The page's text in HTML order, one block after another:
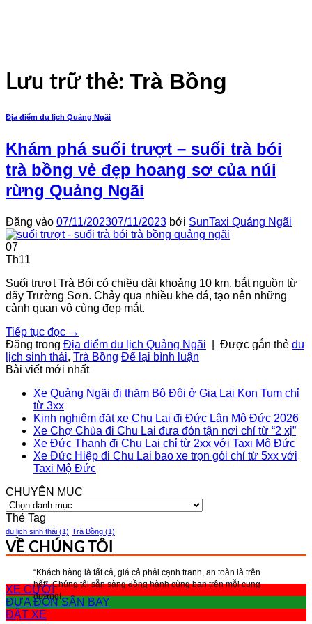
Lưu trữ thẻ: Trà Bồng
Địa điểm du lịch Quảng Ngãi
Khám phá suối trượt – suối trà bói
trà bồng vẻ đẹp hoang sơ của núi
rừng Quảng Ngãi
Đăng vào 07/11/202307/11/2023 bởi SunTaxi Quảng Ngãi
07
Th11
Suối trượt Trà Bói có chiều dài khoảng 10 km, bắt nguồn từ
dãy Trường Sơn. Chảy qua nhiều khe đá, tạo nên những
cảnh quan vô cùng đẹp mắt.
Tiếp tục đọc →
Đăng trong Địa điểm du lịch Quảng Ngãi Được gắn thẻ du
lịch sinh thái, Trà Bồng Để lại bình luận
Bài viết mới nhất
Xe Quảng Ngãi đi thăm Bộ Đội ở Gia Lai Kon Tum chỉ
từ 3xx
Kinh nghiệm đặt xe Chu Lai đi Đức Lân Mộ Đức 2026
Xe Chợ Chùa đi Chu Lai đưa đón tận nơi chỉ từ “2 xị”
Xe Đức Thạnh đi Chu Lai chỉ từ 2xx với Taxi Mộ Đức
Xe Đức Hiệp đi Chu Lai bao xe trọn gói chỉ từ 5xx với
Taxi Mộ Đức
CHUYÊN MỤC
CHUYÊN
MỤC
Thẻ Tag
du lịch sinh thái (1) Trà Bồng (1)
VỀ CHÚNG TÔI
“Khách hàng là tất cả, giá cả phải cạnh tranh, an toàn là trên
hết”, Chúng tôi sẵn sàng đồng hành cùng bạn trên mỗi cung
đường!
XE CƯỚI
ĐƯA ĐÓN SÂN BAY
ĐẶT XE